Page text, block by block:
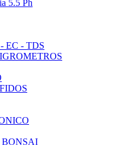
5.5 Ph
EC - TDS
BONSAI